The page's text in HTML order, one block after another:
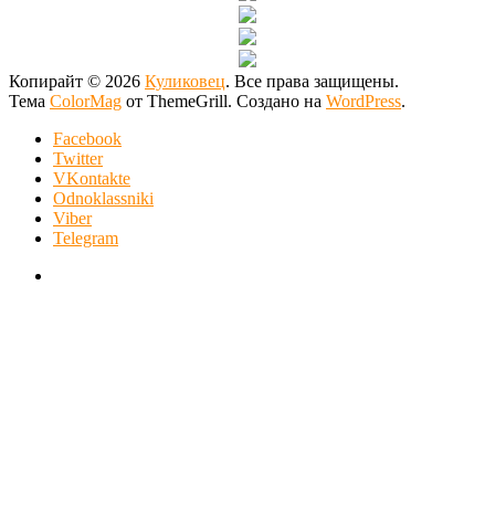
Копирайт © 2026 Куликовец. Все права защищены.
Тема ColorMag от ThemeGrill. Создано на WordPress.
Facebook
Twitter
VKontakte
Odnoklassniki
Viber
Telegram